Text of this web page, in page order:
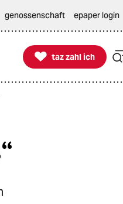
genossenschaft epaper login

taz zahl ich
taz zahl ich